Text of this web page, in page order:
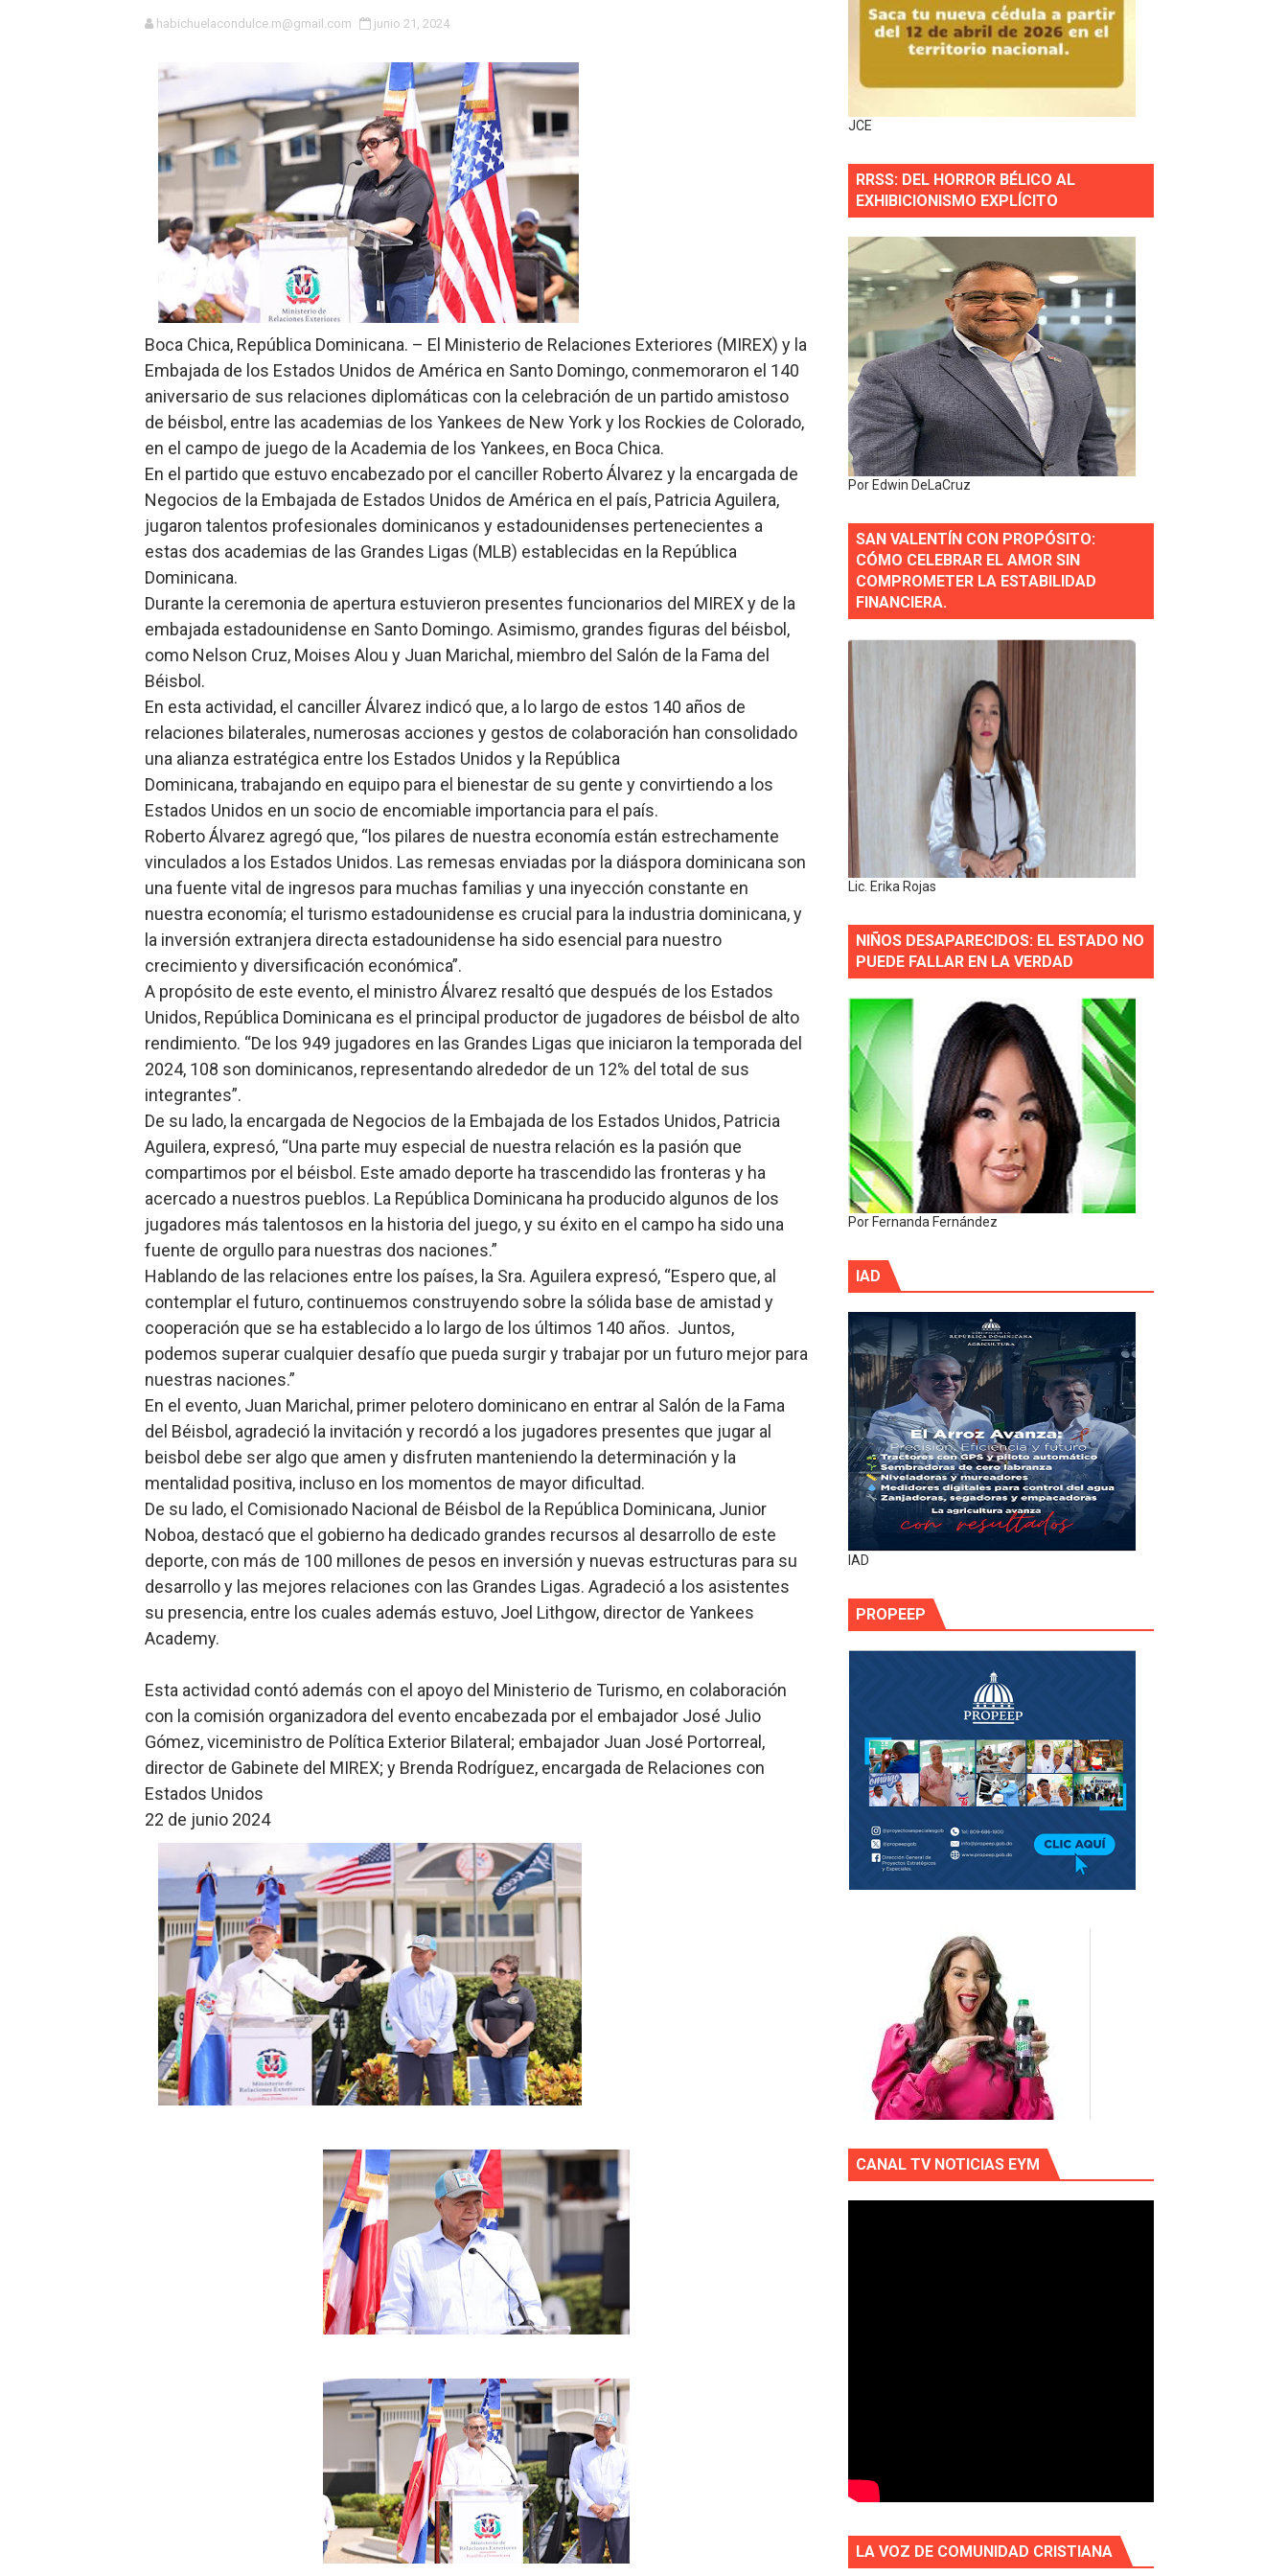
Roberto Ángel Salcedo anuncia festival cultural para la región Este
Roberto Ángel Salcedo anuncia festival cultural para la región Este
Respuesta oportuna de Propeep permite a familia de La Cuaba recuperar su hogar tras incendio
Juramentan a Angelina Biviana Riveiro como nueva vicepresidenta ejecutiva de Fiduciaria Reservas.
DIGEIG y Liga Municipal Dominicana impulsan metas de transparencia
Tribunal Superior Administrativo anula permisos urbanísticos del proyecto Everest Tower en Piantini
JCE flexibiliza renovación de cédula: adiós al orden por mes de nacimiento en municipios pequeños
Restaurante Amigos es reconocido por sus cuatro décadas de excelencia en el sector gastronómico
Banco Popular escala 17 posiciones en los mil mejores bancos del mundo
SNS y el SRSO actualizan Manual de Comunicación Interna y Externa para fortalecer gestión comunicacional en salud
Osiris de León responde a Roberto Tineo y a Yeisy por sus críticas destempladas sobre Presa de Guaiguí: "Es ignorancia supina"
DGPCF: 55 años sembrando desarrollo y fortaleciendo la frontera dominicana
Operativo interagencial frena delitos ambientales y recupera terrenos en zonas protegidas del país
-Propeep y Gestión Presidencial encabezan entrega compensación a comerciantes impactados por la obra vial, en cumplimiento de un
Ministerio de Defensa siembra esperanza y protege el agua mediante Jornada de Reforestación en Manabao
habichuelacondulce.m@gmail.com junio 21, 2024
Boca Chica, República Dominicana. – El Ministerio de Relaciones Exteriores (MIREX) y la
Embajada de los Estados Unidos de América en Santo Domingo, conmemoraron el 140
aniversario de sus relaciones diplomáticas con la celebración de un partido amistoso
de béisbol, entre las academias de los Yankees de New York y los Rockies de Colorado,
en el campo de juego de la Academia de los Yankees, en Boca Chica.
En el partido que estuvo encabezado por el canciller Roberto Álvarez y la encargada de
Negocios de la Embajada de Estados Unidos de América en el país, Patricia Aguilera,
jugaron talentos profesionales dominicanos y estadounidenses pertenecientes a
estas dos academias de las Grandes Ligas (MLB) establecidas en la República
Dominicana.
Durante la ceremonia de apertura estuvieron presentes funcionarios del MIREX y de la
embajada estadounidense en Santo Domingo. Asimismo, grandes figuras del béisbol,
como Nelson Cruz, Moises Alou y Juan Marichal, miembro del Salón de la Fama del
Béisbol.
En esta actividad, el canciller Álvarez indicó que, a lo largo de estos 140 años de
relaciones bilaterales, numerosas acciones y gestos de colaboración han consolidado
una alianza estratégica entre los Estados Unidos y la República
Dominicana, trabajando en equipo para el bienestar de su gente y convirtiendo a los
Estados Unidos en un socio de encomiable importancia para el país.
Roberto Álvarez agregó que, “los pilares de nuestra economía están estrechamente
vinculados a los Estados Unidos. Las remesas enviadas por la diáspora dominicana son
una fuente vital de ingresos para muchas familias y una inyección constante en
nuestra economía; el turismo estadounidense es crucial para la industria dominicana, y
la inversión extranjera directa estadounidense ha sido esencial para nuestro
crecimiento y diversificación económica”.
A propósito de este evento, el ministro Álvarez resaltó que después de los Estados
Unidos, República Dominicana es el principal productor de jugadores de béisbol de alto
rendimiento. “De los 949 jugadores en las Grandes Ligas que iniciaron la temporada del
2024, 108 son dominicanos, representando alrededor de un 12% del total de sus
integrantes”.
De su lado, la encargada de Negocios de la Embajada de los Estados Unidos, Patricia
Aguilera, expresó, “Una parte muy especial de nuestra relación es la pasión que
compartimos por el béisbol. Este amado deporte ha trascendido las fronteras y ha
acercado a nuestros pueblos. La República Dominicana ha producido algunos de los
jugadores más talentosos en la historia del juego, y su éxito en el campo ha sido una
fuente de orgullo para nuestras dos naciones.”
Hablando de las relaciones entre los países, la Sra. Aguilera expresó, “Espero que, al
contemplar el futuro, continuemos construyendo sobre la sólida base de amistad y
cooperación que se ha establecido a lo largo de los últimos 140 años. Juntos,
podemos superar cualquier desafío que pueda surgir y trabajar por un futuro mejor para
nuestras naciones.”
En el evento, Juan Marichal, primer pelotero dominicano en entrar al Salón de la Fama
del Béisbol, agradeció la invitación y recordó a los jugadores presentes que jugar al
beisbol debe ser algo que amen y disfruten manteniendo la determinación y la
mentalidad positiva, incluso en los momentos de mayor dificultad.
De su lado, el Comisionado Nacional de Béisbol de la República Dominicana, Junior
Noboa, destacó que el gobierno ha dedicado grandes recursos al desarrollo de este
deporte, con más de 100 millones de pesos en inversión y nuevas estructuras para su
desarrollo y las mejores relaciones con las Grandes Ligas. Agradeció a los asistentes
su presencia, entre los cuales además estuvo, Joel Lithgow, director de Yankees
Academy.
Esta actividad contó además con el apoyo del Ministerio de Turismo, en colaboración
con la comisión organizadora del evento encabezada por el embajador José Julio
Gómez, viceministro de Política Exterior Bilateral; embajador Juan José Portorreal,
director de Gabinete del MIREX; y Brenda Rodríguez, encargada de Relaciones con
Estados Unidos
22 de junio 2024
JCE
RRSS: DEL HORROR BÉLICO AL
EXHIBICIONISMO EXPLÍCITO
Por Edwin DeLaCruz
SAN VALENTÍN CON PROPÓSITO:
CÓMO CELEBRAR EL AMOR SIN
COMPROMETER LA ESTABILIDAD
FINANCIERA.
Lic. Erika Rojas
NIÑOS DESAPARECIDOS: EL ESTADO NO
PUEDE FALLAR EN LA VERDAD
Por Fernanda Fernández
IAD
IAD
PROPEEP
CANAL TV NOTICIAS EYM
LA VOZ DE COMUNIDAD CRISTIANA